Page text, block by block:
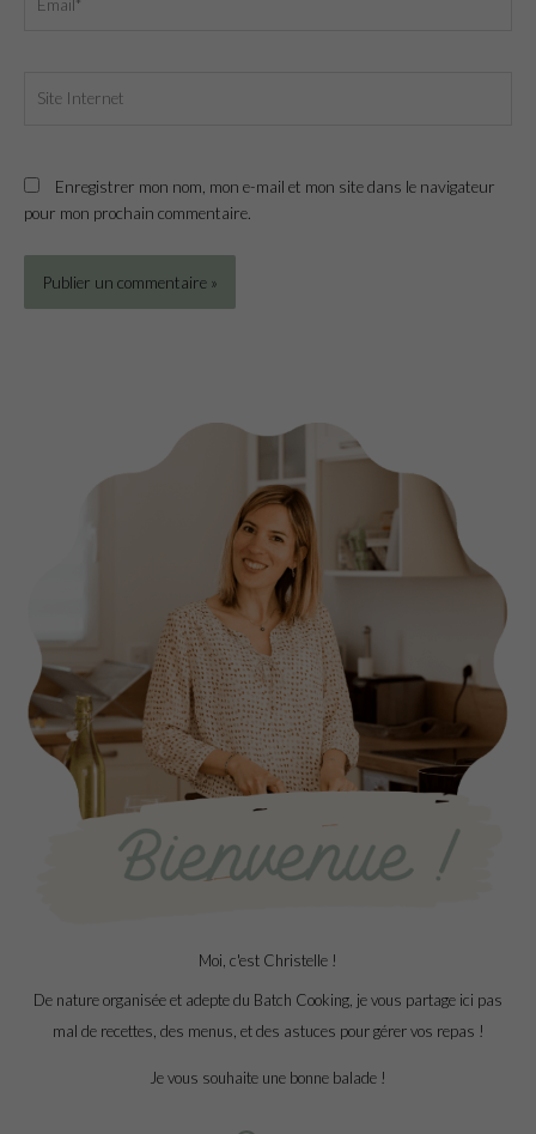
Internet
Enregistrer mon nom, mon e-mail et mon site dans le navigateur
pour mon prochain commentaire.
Moi, c'est Christelle !
De nature organisée et adepte du Batch Cooking, je vous partage ici pas
mal de recettes, des menus, et des astuces pour gérer vos repas !
Je vous souhaite une bonne balade !